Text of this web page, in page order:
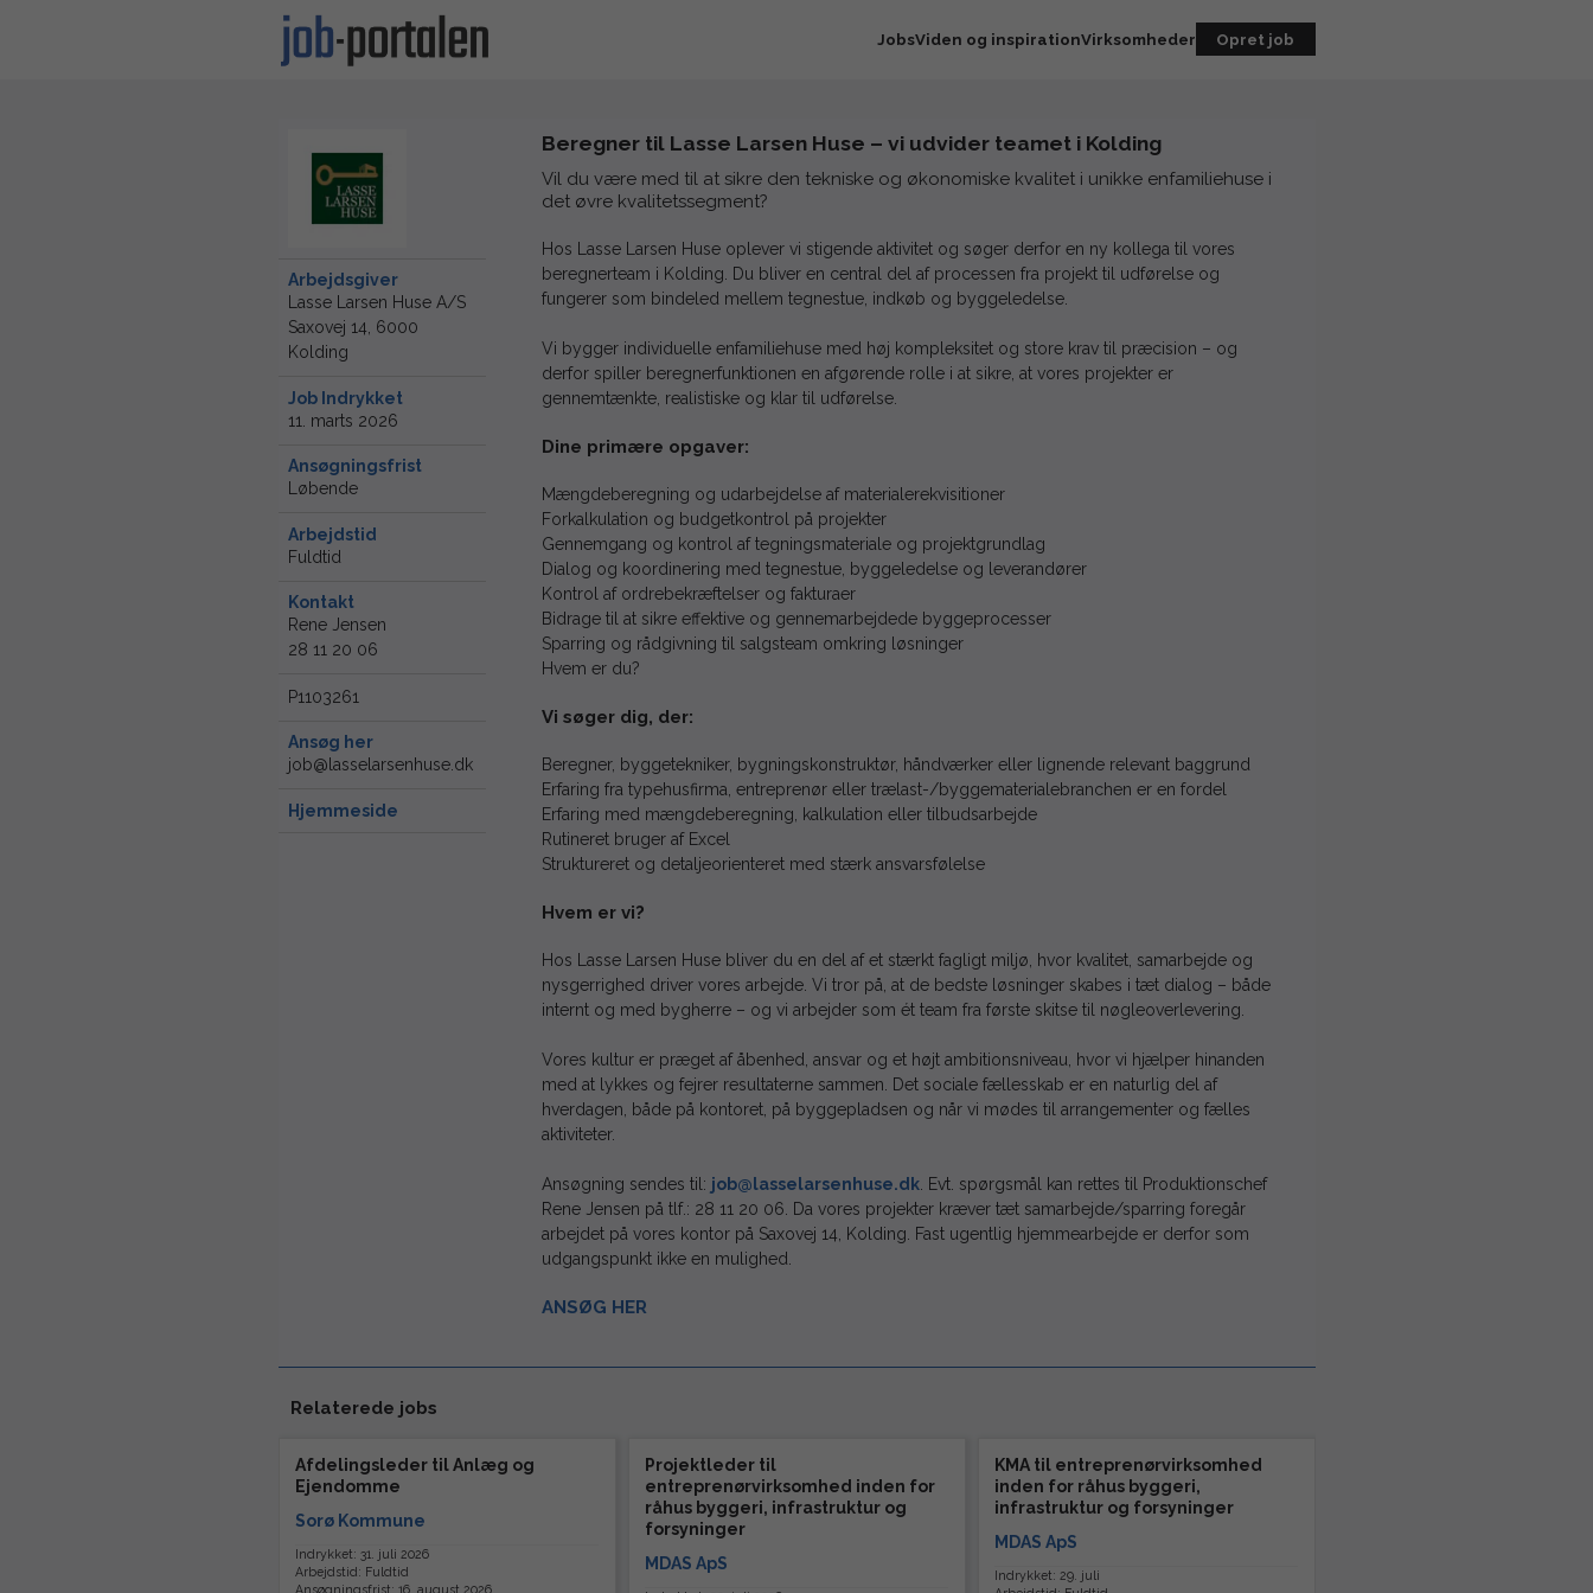
JobsViden og inspirationVirksomheder Opret job
Arbejdsgiver
Lasse Larsen Huse A/S
Saxovej 14, 6000
Kolding
Job Indrykket
11. marts 2026
Ansøgningsfrist
Løbende
Arbejdstid
Fuldtid
Kontakt
Rene Jensen
28 11 20 06
P1103261
Ansøg her
job@lasselarsenhuse.dk
Hjemmeside
Beregner til Lasse Larsen Huse – vi udvider teamet i Kolding
Vil du være med til at sikre den tekniske og økonomiske kvalitet i unikke enfamiliehuse i
det øvre kvalitetssegment?
Hos Lasse Larsen Huse oplever vi stigende aktivitet og søger derfor en ny kollega til vores
beregnerteam i Kolding. Du bliver en central del af processen fra projekt til udførelse og
fungerer som bindeled mellem tegnestue, indkøb og byggeledelse.
Vi bygger individuelle enfamiliehuse med høj kompleksitet og store krav til præcision – og
derfor spiller beregnerfunktionen en afgørende rolle i at sikre, at vores projekter er
gennemtænkte, realistiske og klar til udførelse.
Dine primære opgaver:
Mængdeberegning og udarbejdelse af materialerekvisitioner
Forkalkulation og budgetkontrol på projekter
Gennemgang og kontrol af tegningsmateriale og projektgrundlag
Dialog og koordinering med tegnestue, byggeledelse og leverandører
Kontrol af ordrebekræftelser og fakturaer
Bidrage til at sikre effektive og gennemarbejdede byggeprocesser
Sparring og rådgivning til salgsteam omkring løsninger
Hvem er du?
Vi søger dig, der:
Beregner, byggetekniker, bygningskonstruktør, håndværker eller lignende relevant baggrund
Erfaring fra typehusfirma, entreprenør eller trælast-/byggematerialebranchen er en fordel
Erfaring med mængdeberegning, kalkulation eller tilbudsarbejde
Rutineret bruger af Excel
Struktureret og detaljeorienteret med stærk ansvarsfølelse
Hvem er vi?
Hos Lasse Larsen Huse bliver du en del af et stærkt fagligt miljø, hvor kvalitet, samarbejde og
nysgerrighed driver vores arbejde. Vi tror på, at de bedste løsninger skabes i tæt dialog – både
internt og med bygherre – og vi arbejder som ét team fra første skitse til nøgleoverlevering.
Vores kultur er præget af åbenhed, ansvar og et højt ambitionsniveau, hvor vi hjælper hinanden
med at lykkes og fejrer resultaterne sammen. Det sociale fællesskab er en naturlig del af
hverdagen, både på kontoret, på byggepladsen og når vi mødes til arrangementer og fælles
aktiviteter.
Ansøgning sendes til: job@lasselarsenhuse.dk . Evt. spørgsmål kan rettes til Produktionschef
Rene Jensen på tlf.: 28 11 20 06. Da vores projekter kræver tæt samarbejde/sparring foregår
arbejdet på vores kontor på Saxovej 14, Kolding. Fast ugentlig hjemmearbejde er derfor som
udgangspunkt ikke en mulighed.
ANSØG HER
Relaterede jobs
Afdelingsleder til Anlæg og
Ejendomme
Sorø Kommune
Indrykket: 31. juli 2026
Arbejdstid: Fuldtid
Ansøgningsfrist: 16. august 2026
Projektleder til
entreprenørvirksomhed inden for
råhus byggeri, infrastruktur og
forsyninger
MDAS ApS
KMA til entreprenørvirksomhed
inden for råhus byggeri,
infrastruktur og forsyninger
MDAS ApS
Indrykket: 29. juli